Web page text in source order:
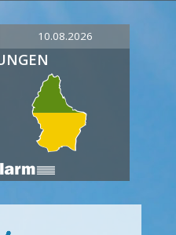
10.08.2026